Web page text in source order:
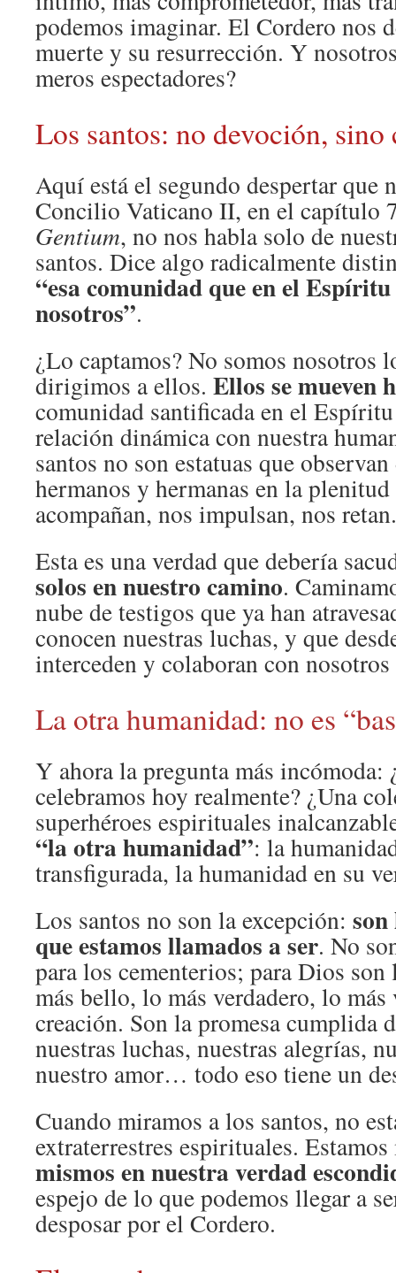
podemos imaginar. El Cordero nos
muerte y su resurrección. Y
meros espectadores?
Los santos: no devoción,
Aquí está el segundo despertar que
Concilio Vaticano II, en el capítulo
Gentium, no nos habla solo de
santos. Dice algo radicalmente
“esa comunidad que en el
nosotros”.
¿Lo captamos? No somos nosotros
dirigimos a ellos. Ellos se mueven
comunidad santificada en el
relación dinámica con nuestra
santos no son estatuas que
hermanos y hermanas en la
acompañan, nos impulsan, nos retan.
Esta es una verdad que debería
solos en nuestro camino.
nube de testigos que ya han
conocen nuestras luchas, y que
interceden y colaboran con
La otra humanidad: no es
Y ahora la pregunta más incómoda:
celebramos hoy realmente? ¿Una
superhéroes espirituales
“la otra humanidad”: la
transfigurada, la humanidad en su
Los santos no son la excepción:
que estamos llamados a ser. No
para los cementerios; para Dios
más bello, lo más verdadero, lo
creación. Son la promesa cumplida
nuestras luchas, nuestras alegrías,
nuestro amor… todo eso tiene un
Cuando miramos a los santos, no
extraterrestres espirituales.
mismos en nuestra verdad
espejo de lo que podemos llegar a
desposar por el Cordero.